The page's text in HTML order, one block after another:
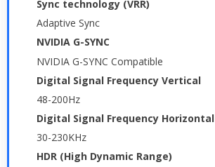
Sync technology (VRR)
Adaptive Sync
NVIDIA G-SYNC
NVIDIA G-SYNC Compatible
Digital Signal Frequency Vertical
48-200Hz
Digital Signal Frequency Horizontal
30-230KHz
HDR (High Dynamic Range)